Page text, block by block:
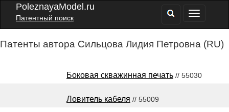
PoleznayaModel.ru
Патентный поиск
Патенты автора Сильцова Лидия Петровна (RU)
Боковая скважинная печать // 55030
Ловитель кабеля // 55009